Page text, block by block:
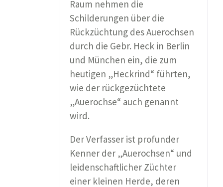
Raum nehmen die
Schilderungen über die
Rückzüchtung des Auerochsen
durch die Gebr. Heck in Berlin
und München ein, die zum
heutigen „Heckrind“ führten,
wie der rückgezüchtete
„Auerochse“ auch genannt
wird.
Der Verfasser ist profunder
Kenner der „Auerochsen“ und
leidenschaftlicher Züchter
einer kleinen Herde, deren